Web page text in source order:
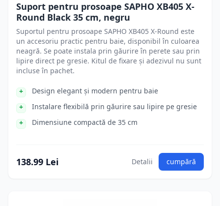
Suport pentru prosoape SAPHO XB405 X-
Round Black 35 cm, negru
Suportul pentru prosoape SAPHO XB405 X-Round este
un accesoriu practic pentru baie, disponibil în culoarea
neagră. Se poate instala prin găurire în perete sau prin
lipire direct pe gresie. Kitul de fixare și adezivul nu sunt
incluse în pachet.
Design elegant și modern pentru baie
Instalare flexibilă prin găurire sau lipire pe gresie
Dimensiune compactă de 35 cm
138.99 Lei Detalii cumpără